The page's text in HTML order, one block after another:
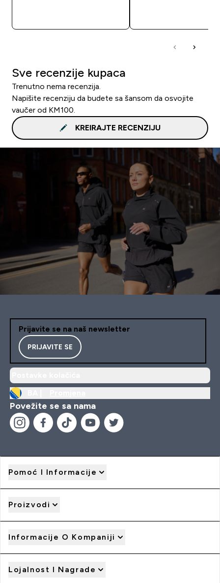
Sve recenzije kupaca
Trenutno nema recenzija.
Napišite recenziju da budete sa šansom da osvojite
vaučer od KM100.
KREIRAJTE RECENZIJU
Prijavite se na naš newsletter
PRIJAVITE SE
Povežite se sa nama
Pomoć I Informacije
Proizvodi
Informacije O Kompaniji
Lojalnost I Nagrade